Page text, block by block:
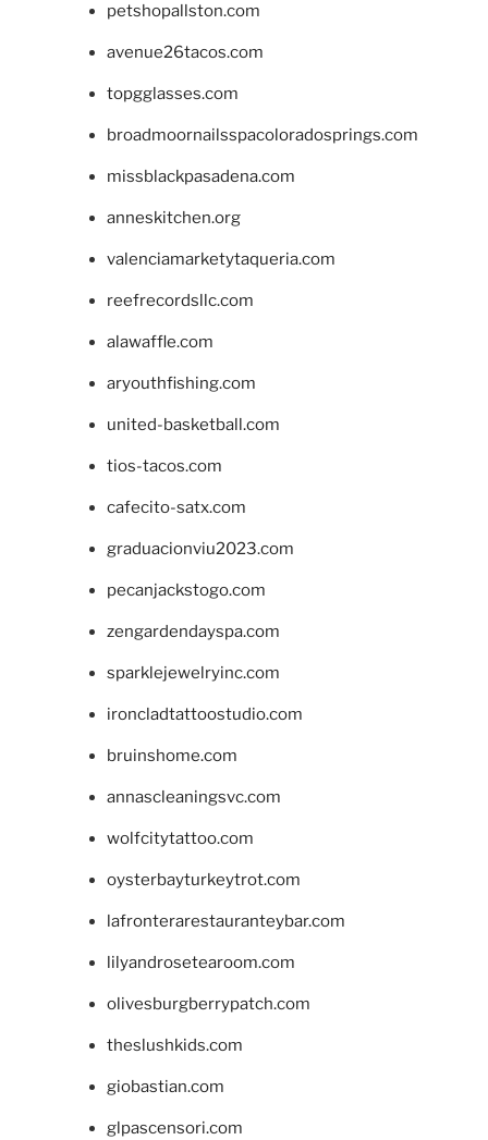
petshopallston.com
avenue26tacos.com
topgglasses.com
broadmoornailsspacoloradosprings.com
missblackpasadena.com
anneskitchen.org
valenciamarketytaqueria.com
reefrecordsllc.com
alawaffle.com
aryouthfishing.com
united-basketball.com
tios-tacos.com
cafecito-satx.com
graduacionviu2023.com
pecanjackstogo.com
zengardendayspa.com
sparklejewelryinc.com
ironcladtattoostudio.com
bruinshome.com
annascleaningsvc.com
wolfcitytattoo.com
oysterbayturkeytrot.com
lafronterarestauranteybar.com
lilyandrosetearoom.com
olivesburgberrypatch.com
theslushkids.com
giobastian.com
glpascensori.com